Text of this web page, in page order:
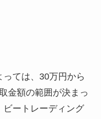
ては、30万円から
金額の範囲が決まっ
ビートレーディング